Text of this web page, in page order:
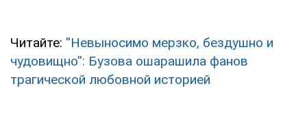
Читайте: ''Невыносимо мерзко, бездушно и
чудовищно'': Бузова ошарашила фанов
трагической любовной историей